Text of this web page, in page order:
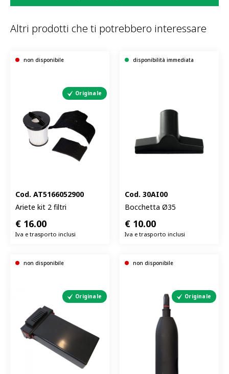
Altri prodotti che ti potrebbero interessare
non disponibile
Originale
Cod. AT5166052900
Ariete kit 2 filtri
€ 16.00
Iva e trasporto inclusi
disponibilità immediata
Cod. 30AI00
Bocchetta Ø35
€ 10.00
Iva e trasporto inclusi
non disponibile
Originale
non disponibile
Originale